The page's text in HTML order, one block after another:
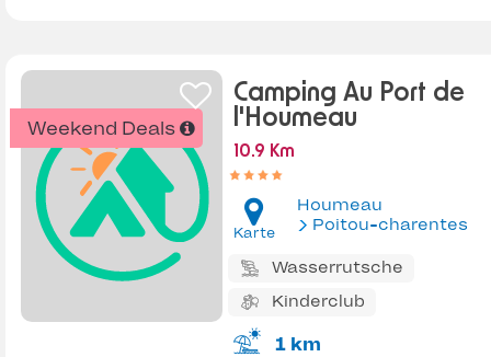
Weekend Deals
Camping Au Port de
l'Houmeau
10.9 Km
Karte
Houmeau
Poitou-charentes
Wasserrutsche
Kinderclub
1 km